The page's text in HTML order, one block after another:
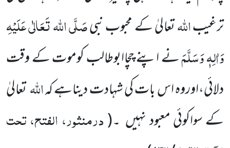
ترغیباللہتعالیٰ کے محبوب نبیصَلَّی اللہ تَعَالٰی عَلَیْہِ
وَاٰلِہٖ وَسَلَّمَنے اپنے چچاابوطالب کوموت کے وقت
دلائی،اوروہاس بات کی شہادت دیناہے کہاللہتعالیٰ
کے سواکوئیمعبود نہیں ۔(درمنثور، الفتح، تحت